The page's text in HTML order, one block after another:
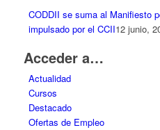
CODDII se suma al Manifiesto
impulsado por el CCII12 junio,
Acceder a…
Actualidad
Cursos
Destacado
Ofertas de Empleo